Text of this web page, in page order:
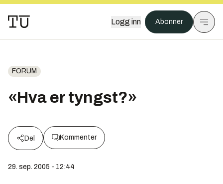
Logg inn Abonner
FORUM
«Hva er tyngst?»
Del Kommenter
29. sep. 2005 - 12:44